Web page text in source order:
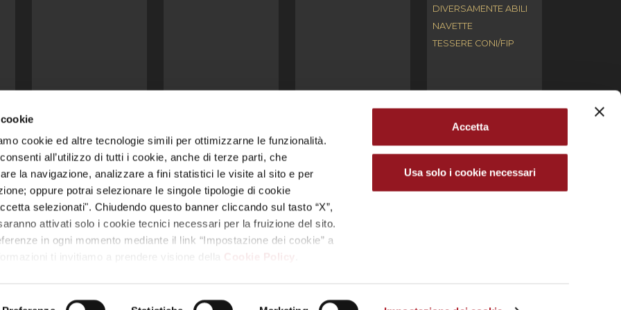
cookie ed altre tecnologie simili per ottimizzarne le funzionalità.
all’utilizzo di tutti i cookie, anche di terze parti, che
la navigazione, analizzare a fini statistici le visite al sito e per
oppure potrai selezionare le singole tipologie di cookie
selezionati". Chiudendo questo banner cliccando sul tasto “X”,
attivati solo i cookie tecnici necessari per la fruizione del sito.
in ogni momento mediante il link “Impostazione dei cookie” a
ti invitiamo a prendere visione della
Cookie Policy
Accetta
Usa solo i cookie necessari
DIVERSAMENTE ABILI
NAVETTE
TESSERE CONI/FIP
video, loghi, ecc.) sono di titolarità di Reyer e/o di terzi legittimi titolari. L’utilizzo, la riproduzione, la modifica,
debita autorizzazione costituisce violazione dei diritti di proprietà intellettuale (copyright) e/o industriale.
unico | Via Colombara 113, 30176 Marghera – Venezia (VE) | Codice Fiscale 03691660272 – Partita IVA 04681350270 | Iscr.
– 330005 | Capitale sociale: euro 1.000.000,00 interamente versato.
dei cookie|Trasparenza| Modello Organizzativo 231 S.S.P. REYER VENEZIA MESTRE S.R.L.